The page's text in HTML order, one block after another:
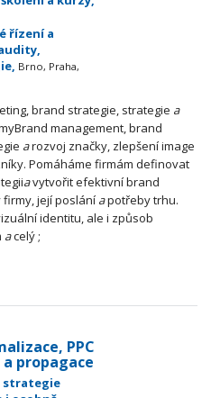
řízení a
Brno, Praha,
brand strategie, strategie a
management, brand
arozvoj značky, zlepšení image
Pomáháme firmám definovat
avytvořit efektivní brand
její poslání apotřeby trhu.
identitu, ale i způsob
acelý ;
PPC
propagace
strategie